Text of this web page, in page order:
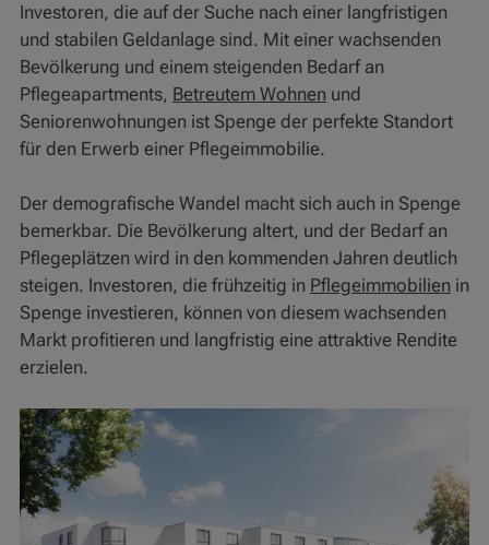
Investoren, die auf der Suche nach einer langfristigen
und stabilen Geldanlage sind. Mit einer wachsenden
Bevölkerung und einem steigenden Bedarf an
Pflegeapartments, Betreutem Wohnen und
Seniorenwohnungen ist Spenge der perfekte Standort
für den Erwerb einer Pflegeimmobilie.
Der demografische Wandel macht sich auch in Spenge
bemerkbar. Die Bevölkerung altert, und der Bedarf an
Pflegeplätzen wird in den kommenden Jahren deutlich
steigen. Investoren, die frühzeitig in Pflegeimmobilien in
Spenge investieren, können von diesem wachsenden
Markt profitieren und langfristig eine attraktive Rendite
erzielen.